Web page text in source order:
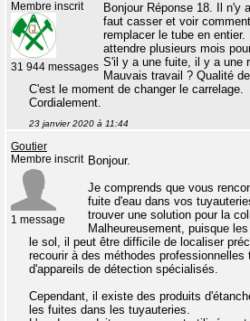
Membre inscrit
31 944 messages
Bonjour Réponse 18. Il n'y
faut casser et voir
remplacer le tube en entier.
attendre plusieurs mois
S'il y a une fuite, il y a une
Mauvais travail ? Qualité
C'est le moment de changer le carrelage.
Cordialement.
23 janvier 2020 à 11:44
Goutier
Membre inscrit
1 message
Bonjour.
Je comprends que vous
fuite d'eau dans vos
trouver une solution pour la
Malheureusement, puisque
le sol, il peut être difficile de localiser
recourir à des méthodes
d'appareils de détection spécialisés.
Cependant, il existe des produits
les fuites dans les tuyauteries.